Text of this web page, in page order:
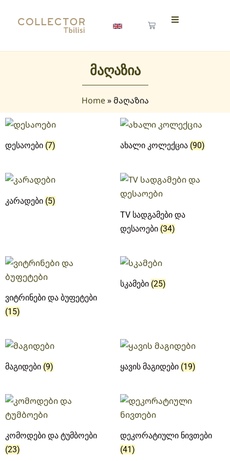
მაღაზია
Home»მაღაზია
დესაოები (7) ახალი კოლექცია (90)
კარადები (5)
TV სადგამები და
დესაოები (34)
ვიტრინები და ბუფეტები
(15)
სკამები (25)
მაგიდები (9) ყავის მაგიდები (19)
კომოდები და ტუმბოები
(23)
დეკორატიული ნივთები
(41)